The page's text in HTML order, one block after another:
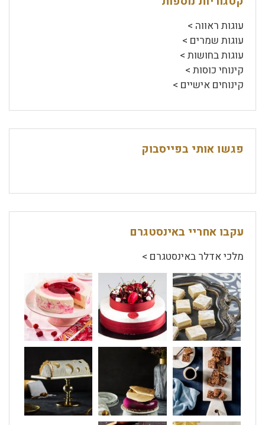
עוגות ראווה >
עוגות שמרים >
עוגות בחושות >
קינוחי כוסות >
קינוחים אישיים >
פגשו אותי בפייסבוק
עקבו אחריי באינסטגרם
מלכי אדלר באינסטגרם >